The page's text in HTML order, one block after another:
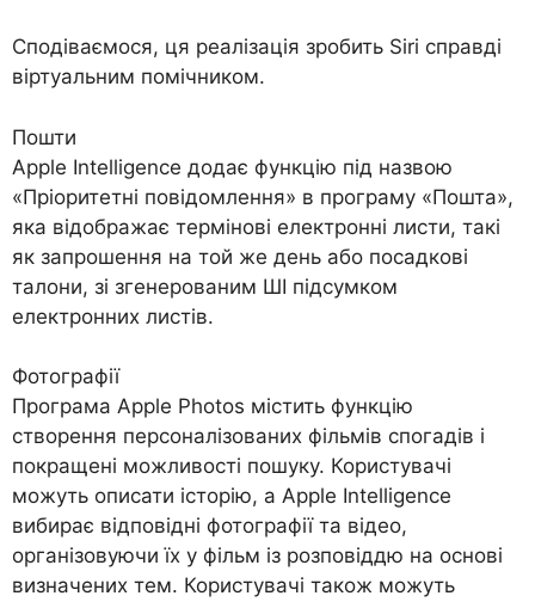
Сподіваємося, ця реалізація зробить Siri справді
віртуальним помічником.
Пошти
Apple Intelligence додає функцію під назвою
«Пріоритетні повідомлення» в програму «Пошта»,
яка відображає термінові електронні листи, такі
як запрошення на той же день або посадкові
талони, зі згенерованим ШІ підсумком
електронних листів.
Фотографії
Програма Apple Photos містить функцію
створення персоналізованих фільмів спогадів і
покращені можливості пошуку. Користувачі
можуть описати історію, а Apple Intelligence
вибирає відповідні фотографії та відео,
організовуючи їх у фільм із розповіддю на основі
визначених тем. Користувачі також можуть